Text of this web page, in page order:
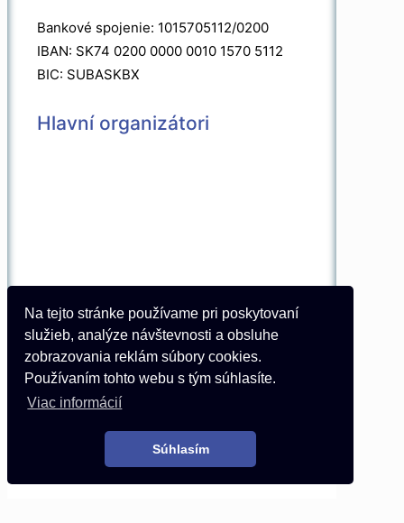
Na tejto stránke používame pri poskytovaní
služieb, analýze návštevnosti a obsluhe
zobrazovania reklám súbory cookies.
Používaním tohto webu s tým súhlasíte.
Viac informácií
Súhlasím
Bankové spojenie: 1015705112/0200
IBAN: SK74 0200 0000 0010 1570 5112
BIC: SUBASKBX
Hlavní organizátori
Exkluzívny partner
Generálny partner
© 2026 Všetky práva vyhradené |